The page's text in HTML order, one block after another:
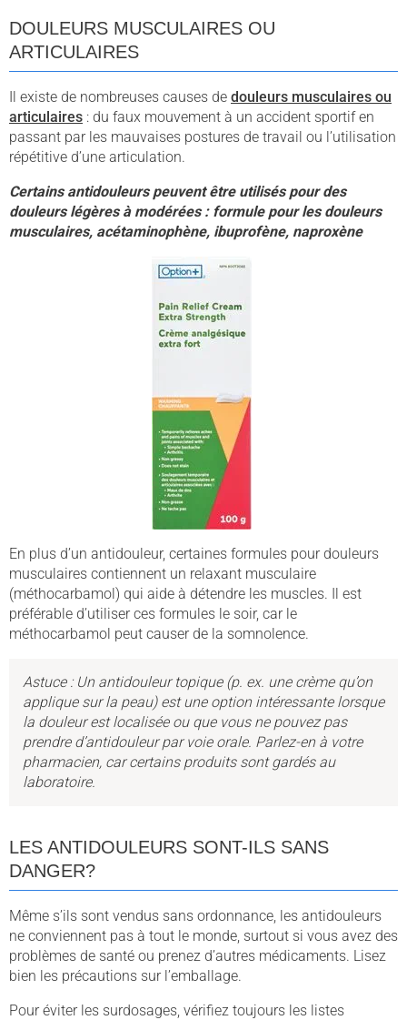
DOULEURS MUSCULAIRES OU
ARTICULAIRES
Il existe de nombreuses causes de douleurs musculaires ou
articulaires : du faux mouvement à un accident sportif en
passant par les mauvaises postures de travail ou l’utilisation
répétitive d’une articulation.
Certains antidouleurs peuvent être utilisés pour des
douleurs légères à modérées : formule pour les douleurs
musculaires, acétaminophène, ibuprofène, naproxène
En plus d’un antidouleur, certaines formules pour douleurs
musculaires contiennent un relaxant musculaire
(méthocarbamol) qui aide à détendre les muscles. Il est
préférable d’utiliser ces formules le soir, car le
méthocarbamol peut causer de la somnolence.
Astuce : Un antidouleur topique (p. ex. une crème qu’on
applique sur la peau) est une option intéressante lorsque
la douleur est localisée ou que vous ne pouvez pas
prendre d’antidouleur par voie orale. Parlez-en à votre
pharmacien, car certains produits sont gardés au
laboratoire.
LES ANTIDOULEURS SONT-ILS SANS
DANGER?
Même s’ils sont vendus sans ordonnance, les antidouleurs
ne conviennent pas à tout le monde, surtout si vous avez des
problèmes de santé ou prenez d’autres médicaments. Lisez
bien les précautions sur l’emballage.
Pour éviter les surdosages, vérifiez toujours les listes